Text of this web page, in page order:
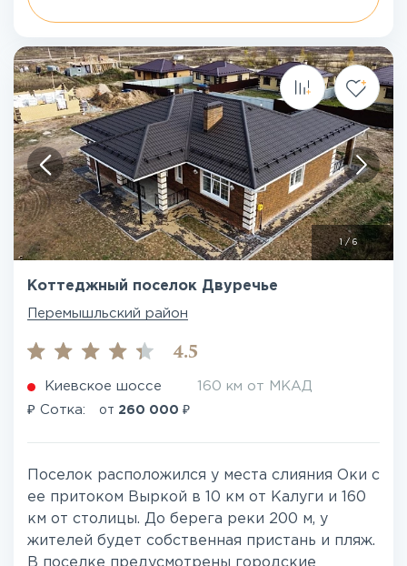
1/ 6
Коттеджный поселок Двуречье
Перемышльский район
4.5
Киевское шоссе 160 км от МКАД
₽ Сотка: от 260 000 ₽
Поселок расположился у места слияния Оки с
ее притоком Выркой в 10 км от Калуги и 160
км от столицы. До берега реки 200 м, у
жителей будет собственная пристань и пляж.
В поселке предусмотрены городские